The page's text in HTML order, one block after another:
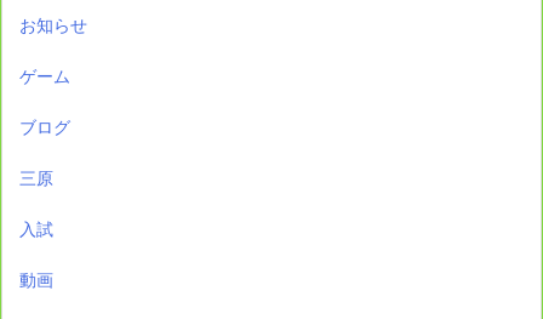
お知らせ
ゲーム
ブログ
三原
入試
動画